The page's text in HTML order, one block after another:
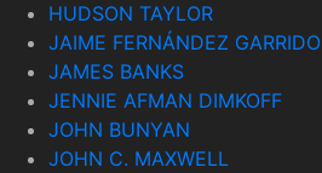
HUDSON TAYLOR
JAIME FERNÁNDEZ GARRIDO
JAMES BANKS
JENNIE AFMAN DIMKOFF
JOHN BUNYAN
JOHN C. MAXWELL